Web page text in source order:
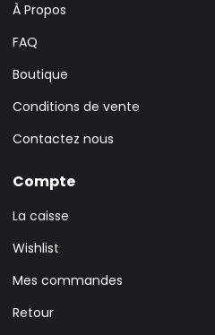
À Propos
FAQ
Boutique
Conditions de vente
Contactez nous
Compte
La caisse
Wishlist
Mes commandes
Retour